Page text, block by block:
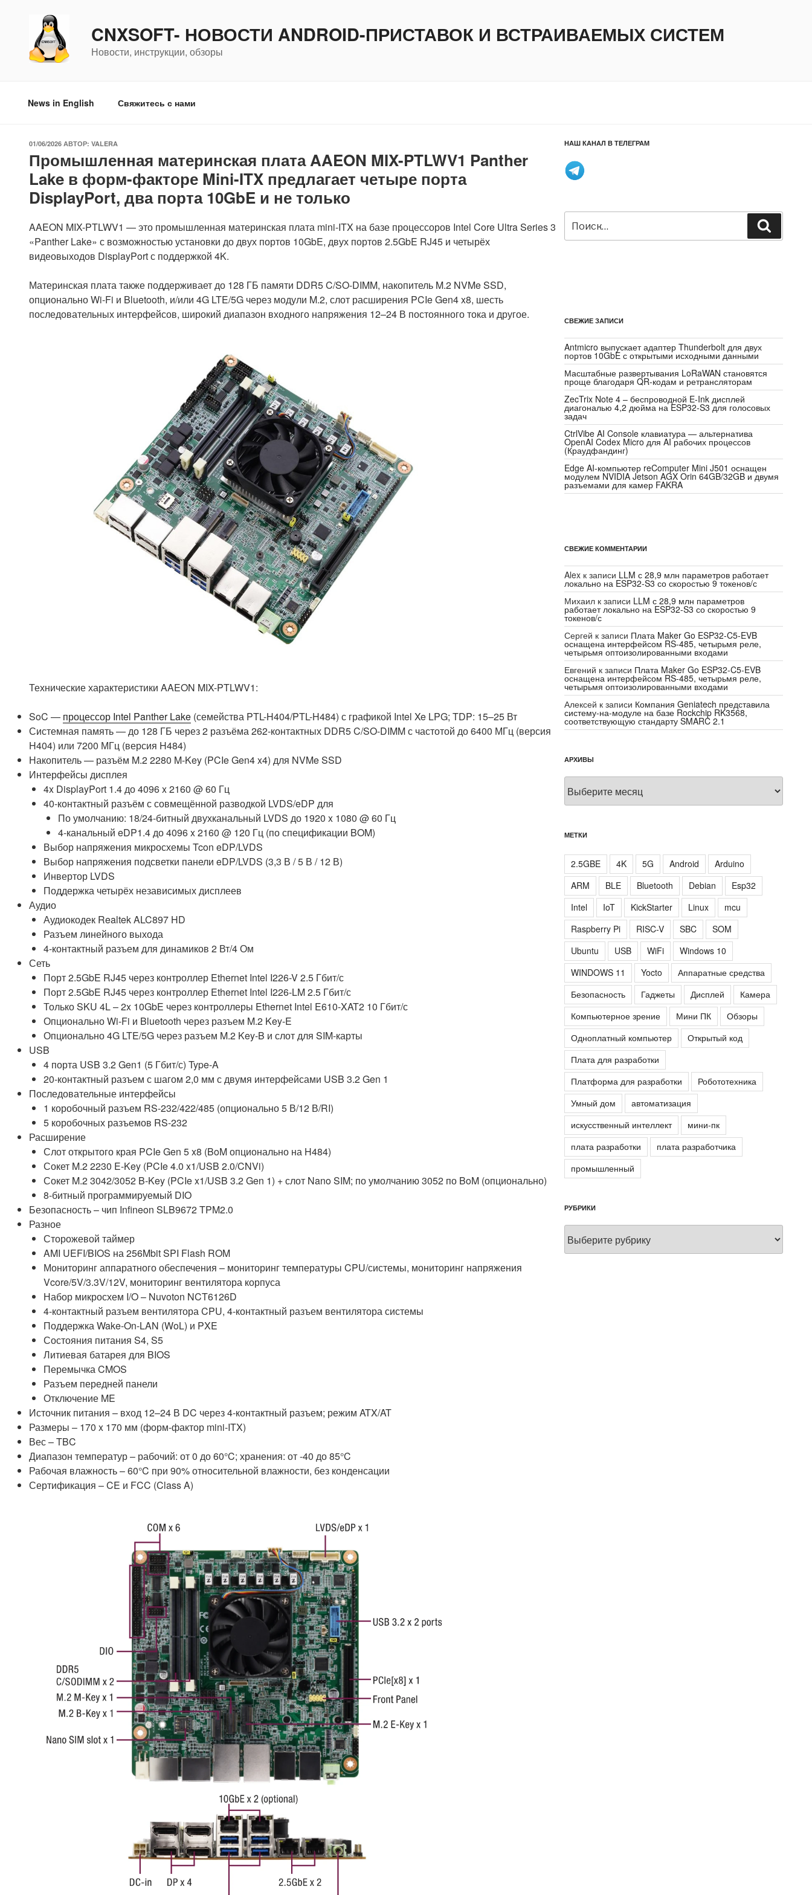
содержимому
CNXSOFT- НОВОСТИ ANDROID-ПРИСТАВОК И ВСТРАИВАЕМЫХ СИСТЕМ
Новости, инструкции, обзоры
News in English Свяжитесь с нами
ОПУБЛИКОВАНО
01/06/2026 АВТОР: VALERA
Промышленная материнская плата AAEON MIX-PTLWV1 Panther
Lake в форм-факторе Mini-ITX предлагает четыре порта
DisplayPort, два порта 10GbE и не только
AAEON MIX-PTLWV1 — это промышленная материнская плата mini-ITX на базе процессоров Intel Core Ultra Series 3
«Panther Lake» с возможностью установки до двух портов 10GbE, двух портов 2.5GbE RJ45 и четырёх
видеовыходов DisplayPort с поддержкой 4K.
Материнская плата также поддерживает до 128 ГБ памяти DDR5 C/SO-DIMM, накопитель M.2 NVMe SSD,
опционально Wi-Fi и Bluetooth, и/или 4G LTE/5G через модули M.2, слот расширения PCIe Gen4 x8, шесть
последовательных интерфейсов, широкий диапазон входного напряжения 12–24 В постоянного тока и другое.
Технические характеристики AAEON MIX-PTLWV1:
SoC — процессор Intel Panther Lake (семейства PTL-H404/PTL-H484) с графикой Intel Xe LPG; TDP: 15–25 Вт
Системная память — до 128 ГБ через 2 разъёма 262-контактных DDR5 C/SO-DIMM с частотой до 6400 МГц (версия
H404) или 7200 МГц (версия H484)
Накопитель — разъём M.2 2280 M-Key (PCIe Gen4 x4) для NVMe SSD
Интерфейсы дисплея
4x DisplayPort 1.4 до 4096 x 2160 @ 60 Гц
40-контактный разъём с совмещённой разводкой LVDS/eDP для
По умолчанию: 18/24-битный двухканальный LVDS до 1920 x 1080 @ 60 Гц
4-канальный eDP1.4 до 4096 x 2160 @ 120 Гц (по спецификации BOM)
Выбор напряжения микросхемы Tcon eDP/LVDS
Выбор напряжения подсветки панели eDP/LVDS (3,3 В / 5 В / 12 В)
Инвертор LVDS
Поддержка четырёх независимых дисплеев
Аудио
Аудиокодек Realtek ALC897 HD
Разъем линейного выхода
4-контактный разъем для динамиков 2 Вт/4 Ом
Сеть
Порт 2.5GbE RJ45 через контроллер Ethernet Intel I226-V 2.5 Гбит/с
Порт 2.5GbE RJ45 через контроллер Ethernet Intel I226-LM 2.5 Гбит/с
Только SKU 4L – 2x 10GbE через контроллеры Ethernet Intel E610-XAT2 10 Гбит/с
Опционально Wi-Fi и Bluetooth через разъем M.2 Key-E
Опционально 4G LTE/5G через разъем M.2 Key-B и слот для SIM-карты
USB
4 порта USB 3.2 Gen1 (5 Гбит/с) Type-A
20-контактный разъем с шагом 2,0 мм с двумя интерфейсами USB 3.2 Gen 1
Последовательные интерфейсы
1 коробочный разъем RS-232/422/485 (опционально 5 В/12 В/RI)
5 коробочных разъемов RS-232
Расширение
Слот открытого края PCIe Gen 5 x8 (BoM опционально на H484)
Сокет M.2 2230 E-Key (PCIe 4.0 x1/USB 2.0/CNVi)
Сокет M.2 3042/3052 B-Key (PCIe x1/USB 3.2 Gen 1) + слот Nano SIM; по умолчанию 3052 по BoM (опционально)
8-битный программируемый DIO
Безопасность – чип Infineon SLB9672 TPM2.0
Разное
Сторожевой таймер
AMI UEFI/BIOS на 256Mbit SPI Flash ROM
Мониторинг аппаратного обеспечения – мониторинг температуры CPU/системы, мониторинг напряжения
Vcore/5V/3.3V/12V, мониторинг вентилятора корпуса
Набор микросхем I/O – Nuvoton NCT6126D
4-контактный разъем вентилятора CPU, 4-контактный разъем вентилятора системы
Поддержка Wake-On-LAN (WoL) и PXE
Состояния питания S4, S5
Литиевая батарея для BIOS
Перемычка CMOS
Разъем передней панели
Отключение ME
Источник питания – вход 12–24 В DC через 4-контактный разъем; режим ATX/AT
Размеры – 170 x 170 мм (форм-фактор mini-ITX)
Вес – TBC
Диапазон температур – рабочий: от 0 до 60°C; хранения: от -40 до 85°C
Рабочая влажность – 60°C при 90% относительной влажности, без конденсации
Сертификация – CE и FCC (Class A)
НАШ КАНАЛ В ТЕЛЕГРАМ
Искать:
СВЕЖИЕ ЗАПИСИ
Antmicro выпускает адаптер Thunderbolt для двух
портов 10GbE с открытыми исходными данными
Масштабные развертывания LoRaWAN становятся
проще благодаря QR-кодам и ретрансляторам
ZecTrix Note 4 – беспроводной E-Ink дисплей
диагональю 4,2 дюйма на ESP32-S3 для голосовых
задач
CtrlVibe AI Console клавиатура — альтернатива
OpenAI Codex Micro для AI рабочих процессов
(Краудфандинг)
Edge AI-компьютер reComputer Mini J501 оснащен
модулем NVIDIA Jetson AGX Orin 64GB/32GB и двумя
разъемами для камер FAKRA
СВЕЖИЕ КОММЕНТАРИИ
Alex к записи LLM с 28,9 млн параметров работает
локально на ESP32-S3 со скоростью 9 токенов/с
Михаил к записи LLM с 28,9 млн параметров
работает локально на ESP32-S3 со скоростью 9
токенов/с
Сергей к записи Плата Maker Go ESP32-C5-EVB
оснащена интерфейсом RS-485, четырьмя реле,
четырьмя оптоизолированными входами
Евгений к записи Плата Maker Go ESP32-C5-EVB
оснащена интерфейсом RS-485, четырьмя реле,
четырьмя оптоизолированными входами
Алексей к записи Компания Geniatech представила
систему-на-модуле на базе Rockchip RK3568,
соответствующую стандарту SMARC 2.1
АРХИВЫ
Архивы
МЕТКИ
2.5GBE 4K 5G Android
Arduino
ARM
BLE Bluetooth Debian
Esp32
Intel
IoT KickStarter Linux
mcu
Raspberry Pi
RISC-V SBC
SOM
Ubuntu
USB WiFi
Windows 10
WINDOWS 11
Yocto
Аппаратные средства
Безопасность
Гаджеты Дисплей
Камера
Компьютерное зрение
Мини ПК
Обзоры
Одноплатный компьютер
Открытый код
Плата для разработки
Платформа для разработки
Робототехника
Умный дом
автоматизация
искусственный интеллект
мини-пк
плата разработки
плата разработчика
промышленный
РУБРИКИ
Рубрики